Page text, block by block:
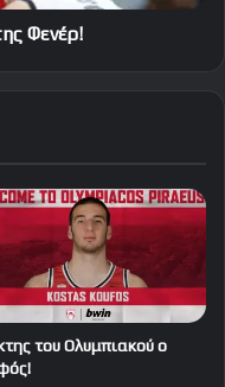
Φενέρ!
του Ολυμπιακού ο